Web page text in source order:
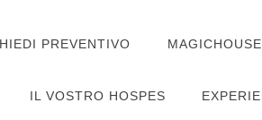
PREVENTIVO MAGICHOUSE
IL VOSTRO HOSPES